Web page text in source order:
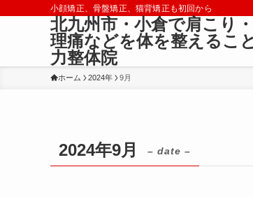
小顔矯正、骨盤矯正、猫背矯正も初回から
北九州市・小倉で肩こり
理痛などを体を整えるこ
力整体院
ホーム 2024年 9月
2024年9月 – date –